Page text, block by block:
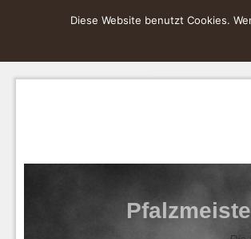
Diese Website benutzt Cookies.